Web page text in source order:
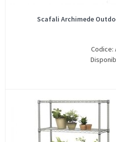
Scafali Archimede
Codice: